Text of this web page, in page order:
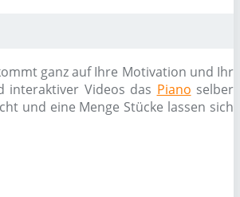
ganz auf Ihre Motivation und Ihr
interaktiver Videos das Piano selber
und eine Menge Stücke lassen sich